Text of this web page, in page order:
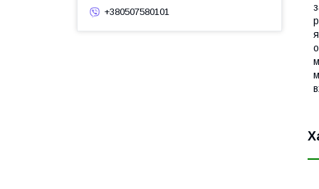
+380507580101